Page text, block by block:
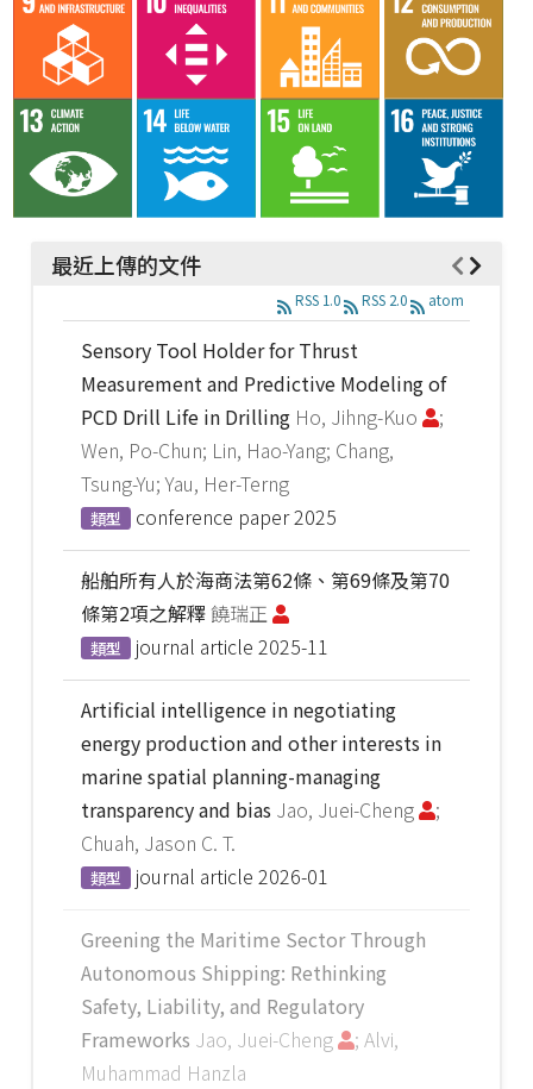
最近上傳的文件
RSS 1.0 RSS 2.0 atom
Sensory Tool Holder for Thrust
Measurement and Predictive Modeling of
PCD Drill Life in Drilling Ho, Jihng-Kuo
;
Wen, Po-Chun; Lin, Hao-Yang; Chang,
Tsung-Yu; Yau, Her-Terng
類型 conference paper2025
船舶所有人於海商法第62條、第69條及第70
條第2項之解釋饒瑞正
類型 journal article 2025-11
Artificial intelligence in negotiating
energy production and other interests in
marine spatial planning-managing
transparency and bias Jao, Juei-Cheng
;
Chuah, Jason C. T.
類型 journal article 2026-01
Greening the Maritime Sector Through
Autonomous Shipping: Rethinking
Safety, Liability, and Regulatory
Frameworks Jao, Juei-Cheng
; Alvi,
Muhammad Hanzla